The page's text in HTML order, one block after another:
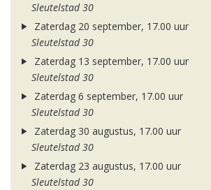
Sleutelstad 30
Zaterdag 20 september, 17.00 uur
Sleutelstad 30
Zaterdag 13 september, 17.00 uur
Sleutelstad 30
Zaterdag 6 september, 17.00 uur
Sleutelstad 30
Zaterdag 30 augustus, 17.00 uur
Sleutelstad 30
Zaterdag 23 augustus, 17.00 uur
Sleutelstad 30